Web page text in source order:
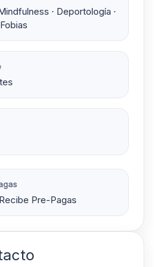
· Deportología ·
Pre-Pagas